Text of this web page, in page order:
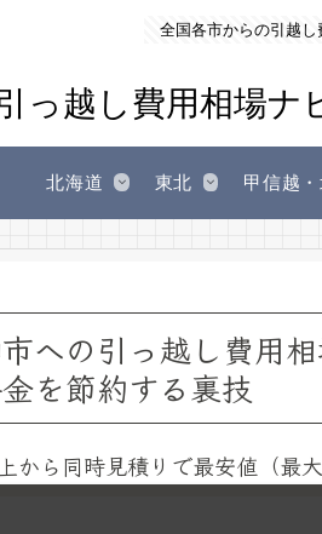
全国各市からの引越し
北海道 東北 甲信越
への引っ越し費用
を節約する裏技
から同時見積りで最安値（最